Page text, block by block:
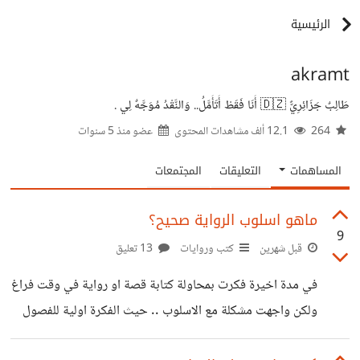
الرئيسية
akramt
طَالِبٌ جَزَائِرِيٌّ 🇩🇿 أَنَا فَقَطْ أَتَأَمَّلُ.. وَالنَّقْدُ مُوَجَّهٌ لِي .
عضو منذ5 سنوات
المساهمات التعليقات المجتمعات
9
ماهو اسلوب الرواية صحيح؟
قبل شهرين كتب وروايات
في مدة اخيرة فكرت بمحاولة كتابة قصة او رواية في وقت فراغ
ولكن واجهت مشكلة مع الاسلوب .. حيث الفكرة اولية للفصول
اولى وجدت افكارها وماذا اريد وضعه فيها ولكن عند جئت اكتب